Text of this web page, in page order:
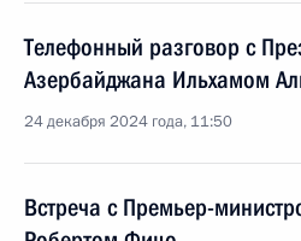
Телефонный разговор с
Азербайджана Ильхамом
24 декабря 2024 года, 11:50
Встреча с Премьер-